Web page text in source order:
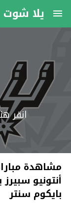
يلا شوت
انقر
مشاهدة
بايكوم سنتر